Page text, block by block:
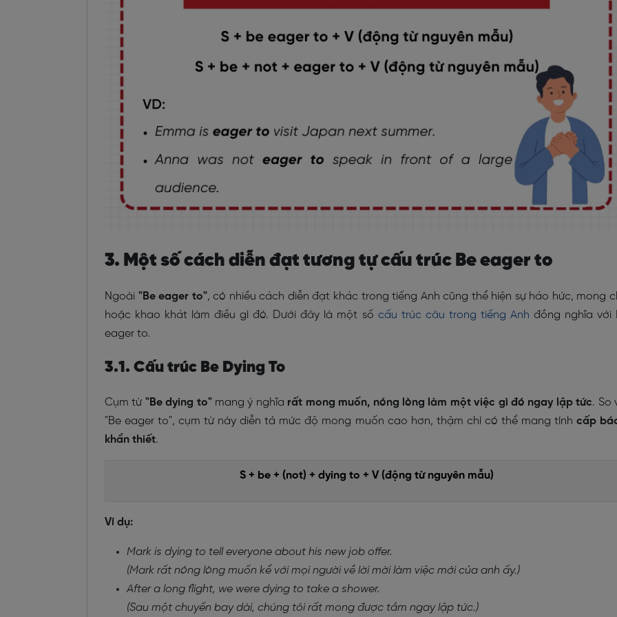
3. Một số cách diễn đạt tương tự cấu trúc Be eager to
Ngoài "Be eager to", có nhiều cách diễn đạt khác trong tiếng Anh cũng thể hiện sự háo hức, mong
hoặc khao khát làm điều gì đó. Dưới đây là một số cấu trúc câu trong tiếng Anh đồng nghĩa với
eager to.
3.1. Cấu trúc Be Dying To
Cụm từ "Be dying to"mang ý nghĩa rất mong muốn, nóng lòng làm một việc gì đó ngay lập tức. So
"Be eager to", cụm từ này diễn tả mức độ mong muốn cao hơn, thậm chí có thể mang tính cấp
khẩn thiết.
S + be + (not) + dying to + V (động từ nguyên mẫu)
Ví dụ:
Mark is dying to tell everyone about his new job offer.
(Mark rất nóng lòng muốn kể với mọi người về lời mời làm việc mới của anh ấy.)
After a long flight, we were dying to take a shower.
(Sau một chuyến bay dài, chúng tôi rất mong được tắm ngay lập tức.)